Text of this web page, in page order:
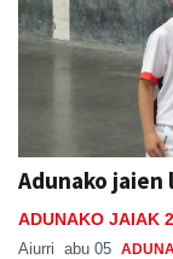
Adunako
ADUNAKO JAIAK
Aiurri abu 05